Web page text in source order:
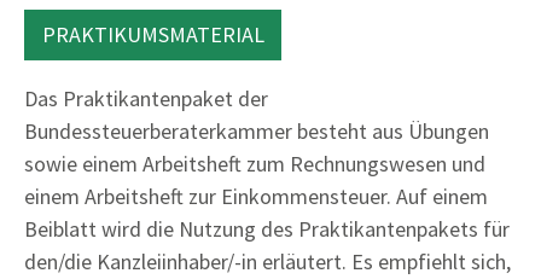
PRAKTIKUMSMATERIAL
Das Praktikantenpaket der
Bundessteuerberaterkammer besteht aus Übungen
sowie einem Arbeitsheft zum Rechnungswesen und
einem Arbeitsheft zur Einkommensteuer. Auf einem
Beiblatt wird die Nutzung des Praktikantenpakets für
den/die Kanzleiinhaber/-in erläutert. Es empfiehlt sich,